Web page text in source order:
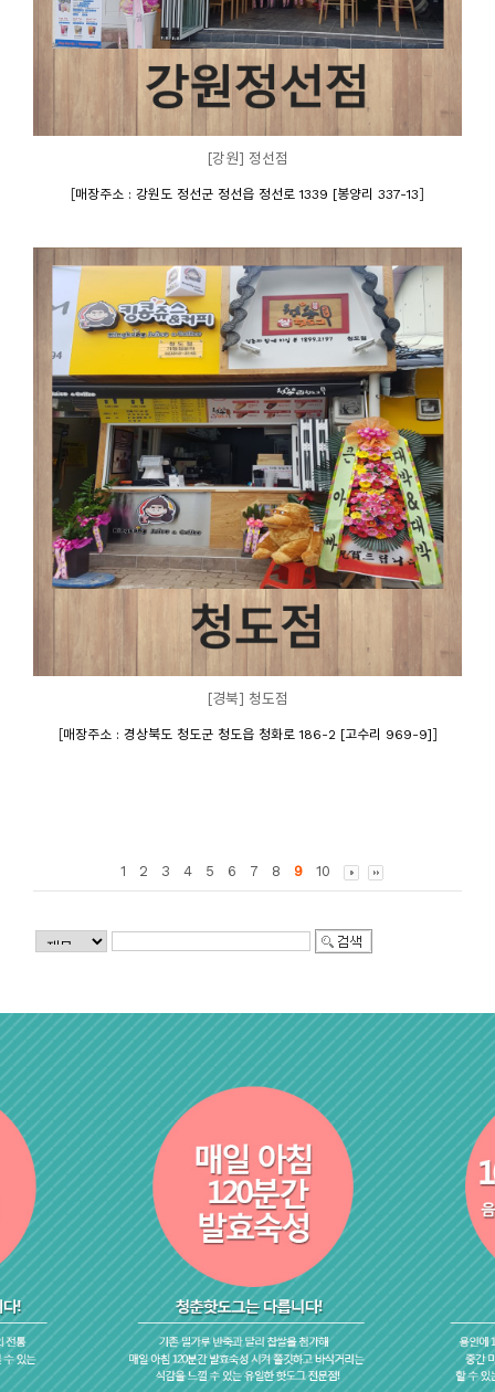
[강원] 정선점
[매장주소 : 강원도 정선군 정선읍 정선로 1339 [봉양리 337-13]
[경북] 청도점
[매장주소 : 경상북도 청도군 청도읍 청화로 186-2 [고수리 969-9] ]
1 2 3 4 5 6 7 8 9 10